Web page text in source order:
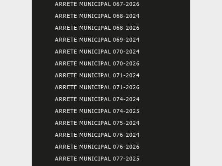
ARRETE MUNICIPAL 067-2026
ARRETE MUNICIPAL 068-2024
ARRETE MUNICIPAL 068-2026
ARRETE MUNICIPAL 069-2024
ARRETE MUNICIPAL 070-2024
ARRETE MUNICIPAL 070-2026
ARRETE MUNICIPAL 071-2024
ARRETE MUNICIPAL 071-2026
ARRETE MUNICIPAL 074-2024
ARRETE MUNICIPAL 074-2025
ARRETE MUNICIPAL 075-2024
ARRETE MUNICIPAL 076-2024
ARRETE MUNICIPAL 076-2026
ARRETE MUNICIPAL 077-2025